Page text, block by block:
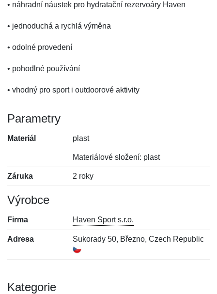
• náhradní náustek pro hydratační rezervoáry Haven
• jednoduchá a rychlá výměna
• odolné provedení
• pohodlné používání
• vhodný pro sport i outdoorové aktivity
Parametry
Materiál plast
Materiálové složení: plast
Záruka 2 roky
Výrobce
Firma Haven Sport s.r.o.
Adresa Sukorady 50, Březno, Czech Republic
Kategorie